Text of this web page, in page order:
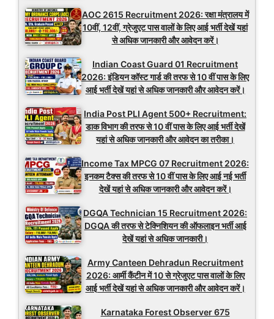
AOC 2615 Recruitment 2026: रक्षा मंत्रालय में
10वीं, 12वीं, ग्रेजुएट पास वालों के लिए आई भर्ती देखें यहां
से अधिक जानकारी और आवेदन करें।
Indian Coast Guard 01 Recruitment
2026: इंडियन कॉस्ट गार्ड की तरफ से 10 वीं पास के लिए
आई भर्ती देखें यहां से अधिक जानकारी और आवेदन करें।
India Post PLI Agent 500+ Recruitment:
डाक विभाग की तरफ से 10 वीं पास के लिए आई भर्ती देखें
यहां से अधिक जानकारी और आवेदन का तरीका।
Income Tax MPCG 07 Recruitment 2026:
इनकम टैक्स की तरफ से 10 वीं पास के लिए आई नई भर्ती
देखें यहां से अधिक जानकारी और आवेदन करें।
DGQA Technician 15 Recruitment 2026:
DGQA की तरफ से टेक्निशियन की ऑफलाइन भर्ती आई
देखें यहां से अधिक जानकारी।
Army Canteen Dehradun Recruitment
2026: आर्मी कैंटीन में 10 से ग्रेजुएट पास वालों के लिए
आई भर्ती देखें यहां से अधिक जानकारी और आवेदन करें।
Karnataka Forest Observer 675